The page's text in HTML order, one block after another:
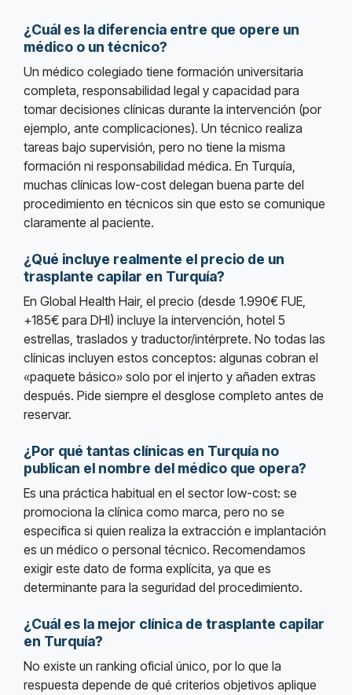
¿Cuál es la diferencia entre que opere un
médico o un técnico?
Un médico colegiado tiene formación universitaria
completa, responsabilidad legal y capacidad para
tomar decisiones clínicas durante la intervención (por
ejemplo, ante complicaciones). Un técnico realiza
tareas bajo supervisión, pero no tiene la misma
formación ni responsabilidad médica. En Turquía,
muchas clínicas low-cost delegan buena parte del
procedimiento en técnicos sin que esto se comunique
claramente al paciente.
¿Qué incluye realmente el precio de un
trasplante capilar en Turquía?
En Global Health Hair, el precio (desde 1.990€ FUE,
+185€ para DHI) incluye la intervención, hotel 5
estrellas, traslados y traductor/intérprete. No todas las
clínicas incluyen estos conceptos: algunas cobran el
«paquete básico» solo por el injerto y añaden extras
después. Pide siempre el desglose completo antes de
reservar.
¿Por qué tantas clínicas en Turquía no
publican el nombre del médico que opera?
Es una práctica habitual en el sector low-cost: se
promociona la clínica como marca, pero no se
especifica si quien realiza la extracción e implantación
es un médico o personal técnico. Recomendamos
exigir este dato de forma explícita, ya que es
determinante para la seguridad del procedimiento.
¿Cuál es la mejor clínica de trasplante capilar
en Turquía?
No existe un ranking oficial único, por lo que la
respuesta depende de qué criterios objetivos aplique